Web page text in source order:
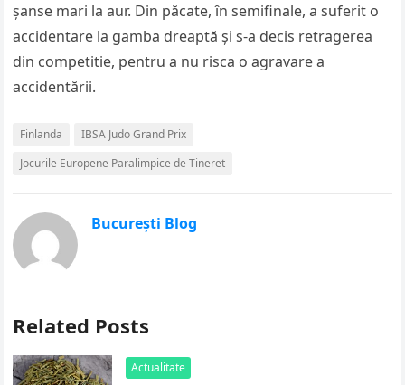
șanse mari la aur. Din păcate, în semifinale, a suferit o
accidentare la gamba dreaptă și s-a decis retragerea
din competitie, pentru a nu risca o agravare a
accidentării.
Finlanda
IBSA Judo Grand Prix
Jocurile Europene Paralimpice de Tineret
București Blog
Related Posts
Actualitate